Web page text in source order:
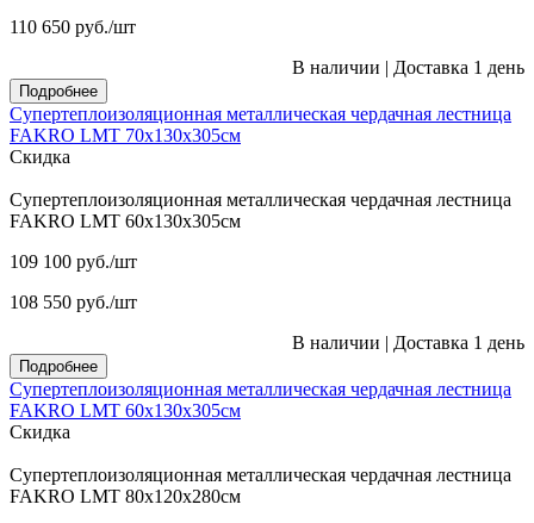
110 650 руб./шт
В наличии | Доставка 1 день
Подробнее
Супертеплоизоляционная металлическая чердачная лестница
FAKRO LMT 70х130х305см
Скидка
Супертеплоизоляционная металлическая чердачная лестница
FAKRO LMT 60х130х305см
109 100 руб./шт
108 550 руб./шт
В наличии | Доставка 1 день
Подробнее
Супертеплоизоляционная металлическая чердачная лестница
FAKRO LMT 60х130х305см
Скидка
Супертеплоизоляционная металлическая чердачная лестница
FAKRO LMT 80х120х280см